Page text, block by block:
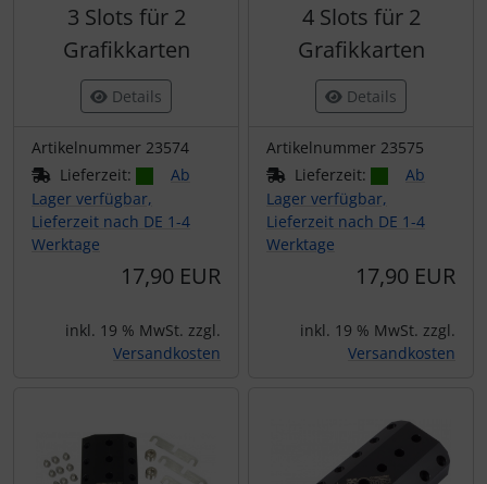
3 Slots für 2
Grafikkarten
Details
Artikelnummer 23574
Lieferzeit:
Ab
Lager verfügbar,
Lieferzeit nach DE 1-4
Werktage
17,90 EUR
inkl. 19 % MwSt. zzgl.
Versandkosten
4 Slots für 2
Grafikkarten
Details
Artikelnummer 23575
Lieferzeit:
Ab
Lager verfügbar,
Lieferzeit nach DE 1-4
Werktage
17,90 EUR
inkl. 19 % MwSt. zzgl.
Versandkosten